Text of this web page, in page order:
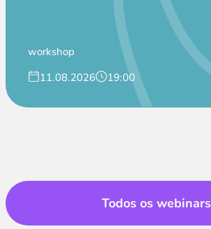
workshop
11.08.2026
19:00
Todos os webinars